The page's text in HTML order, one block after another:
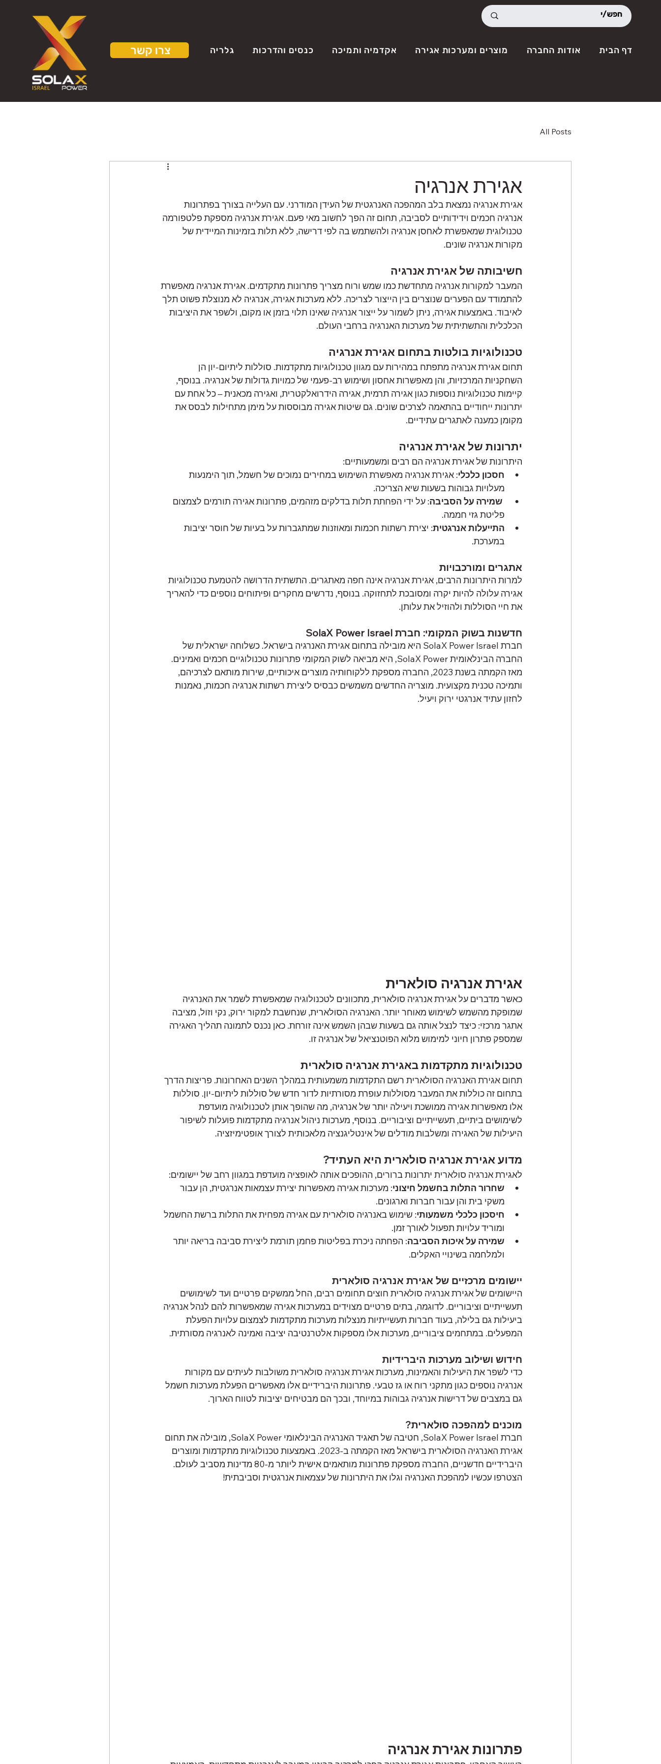
צרו קשר דף הבית אודות החברה מוצרים ומערכות אגירה אקדמיה ותמיכה כנסים והדרכות גלריה
All Posts
אגירת אנרגיה
אגירת אנרגיה נמצאת בלב המהפכה האנרגטית של העידן המודרני. עם העלייה בצורך בפתרונות
אנרגיה חכמים וידידותיים לסביבה, תחום זה הפך לחשוב מאי פעם. אגירת אנרגיה מספקת פלטפורמה
טכנולוגית שמאפשרת לאחסן אנרגיה ולהשתמש בה לפי דרישה, ללא תלות בזמינות המיידית של
מקורות אנרגיה שונים.
חשיבותה של אגירת אנרגיה
המעבר למקורות אנרגיה מתחדשת כמו שמש ורוח מצריך פתרונות מתקדמים. אגירת אנרגיה מאפשרת
להתמודד עם הפערים שנוצרים בין הייצור לצריכה. ללא מערכות אגירה, אנרגיה לא מנוצלת פשוט תלך
לאיבוד. באמצעות אגירה, ניתן לשמור על ייצור אנרגיה שאינו תלוי בזמן או מקום, ולשפר את היציבות
הכלכלית והתשתיתית של מערכות האנרגיה ברחבי העולם.
טכנולוגיות בולטות בתחום אגירת אנרגיה
תחום אגירת אנרגיה מתפתח במהירות עם מגוון טכנולוגיות מתקדמות. סוללות ליתיום-יון הן
השחקניות המרכזיות, והן מאפשרות אחסון ושימוש רב-פעמי של כמויות גדולות של אנרגיה. בנוסף,
קיימות טכנולוגיות נוספות כגון אגירה תרמית, אגירה הידרואלקטרית, ואגירה מכאנית – כל אחת עם
יתרונות ייחודיים בהתאמה לצרכים שונים. גם שיטות אגירה מבוססות על מימן מתחילות לבסס את
מקומן כמענה לאתגרים עתידיים.
יתרונות של אגירת אנרגיה
היתרונות של אגירת אנרגיה הם רבים ומשמעותיים:
חסכון כלכלי: אגירת אנרגיה מאפשרת השימוש במחירים נמוכים של חשמל, תוך הימנעות
מעלויות גבוהות בשעות שיא הצריכה.
שמירה על הסביבה: על ידי הפחתת תלות בדלקים מזהמים, פתרונות אגירה תורמים לצמצום
פליטת גזי חממה.
התייעלות אנרגטית: יצירת רשתות חכמות ומאוזנות שמתגברות על בעיות של חוסר יציבות
במערכת.
אתגרים ומורכבויות
למרות היתרונות הרבים, אגירת אנרגיה אינה חפה מאתגרים. התשתית הדרושה להטמעת טכנולוגיות
אגירה עלולה להיות יקרה ומסובכת לתחזוקה. בנוסף, נדרשים מחקרים ופיתוחים נוספים כדי להאריך
את חיי הסוללות ולהוזיל את עלותן.
חדשנות בשוק המקומי: חברת SolaX Power Israel
חברת SolaX Power Israel היא מובילה בתחום אגירת האנרגיה בישראל. כשלוחה ישראלית של
החברה הבינלאומית SolaX Power, היא מביאה לשוק המקומי פתרונות טכנולוגיים חכמים ואמינים.
מאז הקמתה בשנת 2023, החברה מספקת ללקוחותיה מוצרים איכותיים, שירות מותאם לצרכיהם,
ותמיכה טכנית מקצועית. מוצריה החדשים משמשים כבסיס ליצירת רשתות אנרגיה חכמות, נאמנות
לחזון עתיד אנרגטי ירוק ויעיל.
אגירת אנרגיה סולארית
כאשר מדברים על אגירת אנרגיה סולארית, מתכוונים לטכנולוגיה שמאפשרת לשמר את האנרגיה
שמופקת מהשמש לשימוש מאוחר יותר. האנרגיה הסולארית, שנחשבת למקור ירוק, נקי וזול, מציבה
אתגר מרכזי: כיצד לנצל אותה גם בשעות שבהן השמש אינה זורחת. כאן נכנס לתמונה תהליך האגירה
שמספק פתרון חיוני למימוש מלוא הפוטנציאל של אנרגיה זו.
טכנולוגיות מתקדמות באגירת אנרגיה סולארית
תחום אגירת האנרגיה הסולארית רשם התקדמות משמעותית במהלך השנים האחרונות. פריצות הדרך
בתחום זה כוללות את המעבר מסוללות עופרת מסורתיות לדור חדש של סוללות ליתיום-יון. סוללות
אלו מאפשרות אגירה ממושכת ויעילה יותר של אנרגיה, מה שהופך אותן לטכנולוגיה מועדפת
לשימושים ביתיים, תעשייתיים וציבוריים. בנוסף, מערכות ניהול אנרגיה מתקדמות פועלות לשיפור
היעילות של האגירה ומשלבות מודלים של אינטליגנציה מלאכותית לצורך אופטימיזציה.
מדוע אגירת אנרגיה סולארית היא העתיד?
לאגירת אנרגיה סולארית יתרונות ברורים, ההופכים אותה לאופציה מועדפת במגוון רחב של יישומים:
שחרור התלות בחשמל חיצוני: מערכות אגירה מאפשרות יצירת עצמאות אנרגטית, הן עבור
משקי בית והן עבור חברות וארגונים.
חיסכון כלכלי משמעותי: שימוש באנרגיה סולארית עם אגירה מפחית את התלות ברשת החשמל
ומוריד עלויות תפעול לאורך זמן.
שמירה על איכות הסביבה: הפחתה ניכרת בפליטות פחמן תורמת ליצירת סביבה בריאה יותר
ולמלחמה בשינויי האקלים.
יישומים מרכזיים של אגירת אנרגיה סולארית
היישומים של אגירת אנרגיה סולארית חוצים תחומים רבים, החל ממשקים פרטיים ועד לשימושים
תעשייתיים וציבוריים. לדוגמה, בתים פרטיים מצוידים במערכות אגירה שמאפשרות להם לנהל אנרגיה
ביעילות גם בלילה, בעוד חברות תעשייתיות מנצלות מערכות מתקדמות לצמצום עלויות הפעלת
המפעלים. במתחמים ציבוריים, מערכות אלו מספקות אלטרנטיבה יציבה ואמינה לאנרגיה מסורתית.
חידוש ושילוב מערכות היברידיות
כדי לשפר את היעילות והאמינות, מערכות אגירת אנרגיה סולארית משולבות לעיתים עם מקורות
אנרגיה נוספים כגון מתקני רוח או גז טבעי. פתרונות היברידיים אלו מאפשרים הפעלת מערכות חשמל
גם במצבים של דרישות אנרגיה גבוהות במיוחד, ובכך הם מבטיחים יציבות לטווח הארוך.
מוכנים למהפכה סולארית?
חברת SolaX Power Israel, חטיבה של תאגיד האנרגיה הבינלאומי SolaX Power, מובילה את תחום
אגירת האנרגיה הסולארית בישראל מאז הקמתה ב-2023. באמצעות טכנולוגיות מתקדמות ומוצרים
היברידיים חדשניים, החברה מספקת פתרונות מותאמים אישית ליותר מ-80 מדינות מסביב לעולם.
הצטרפו עכשיו למהפכת האנרגיה וגלו את היתרונות של עצמאות אנרגטית וסביבתית!
פתרונות אגירת אנרגיה